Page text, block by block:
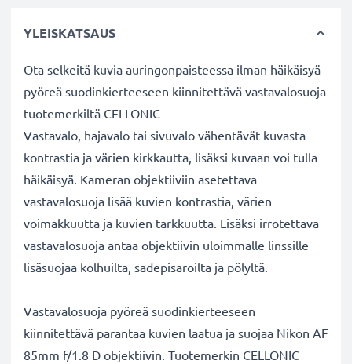
YLEISKATSAUS
Ota selkeitä kuvia auringonpaisteessa ilman häikäisyä -
pyöreä suodinkierteeseen kiinnitettävä vastavalosuoja
tuotemerkiltä CELLONIC
Vastavalo, hajavalo tai sivuvalo vähentävät kuvasta
kontrastia ja värien kirkkautta, lisäksi kuvaan voi tulla
häikäisyä. Kameran objektiiviin asetettava
vastavalosuoja lisää kuvien kontrastia, värien
voimakkuutta ja kuvien tarkkuutta. Lisäksi irrotettava
vastavalosuoja antaa objektiivin uloimmalle linssille
lisäsuojaa kolhuilta, sadepisaroilta ja pölyltä.
Vastavalosuoja pyöreä suodinkierteeseen
kiinnitettävä parantaa kuvien laatua ja suojaa Nikon AF
85mm f/1.8 D objektiivin. Tuotemerkin CELLONIC